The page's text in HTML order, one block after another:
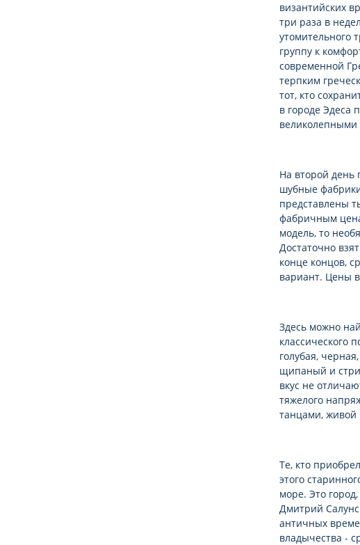
византийских
три раза в
утомительного
группу к
современной
терпким
тот, кто
в городе Эдеса
великолепными
На второй день
шубные фабрики
представлены
фабричным
модель, то
Достаточно
конце концов,
вариант. Цены
Здесь можно
классического
голубая,
щипаный и
вкус не
тяжелого
танцами,
Те, кто
этого
море. Это
Дмитрий
античных
владычества -